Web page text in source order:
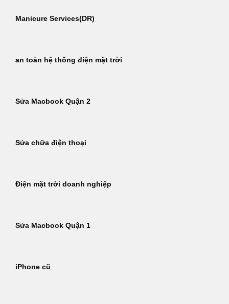
Manicure Services(DR)
an toàn hệ thống điện mặt trời
Sửa Macbook Quận 2
Sửa chữa điện thoại
Điện mặt trời doanh nghiệp
Sửa Macbook Quận 1
iPhone cũ